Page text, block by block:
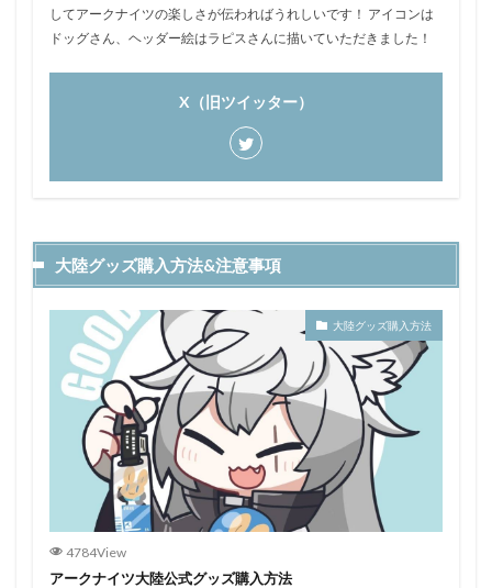
してアークナイツの楽しさが伝わればうれしいです！ アイコンは
ドッグさん、ヘッダー絵はラピスさんに描いていただきました！
X（旧ツイッター）
大陸グッズ購入方法&注意事項
大陸グッズ購入方法
4784View
アークナイツ大陸公式グッズ購入方法